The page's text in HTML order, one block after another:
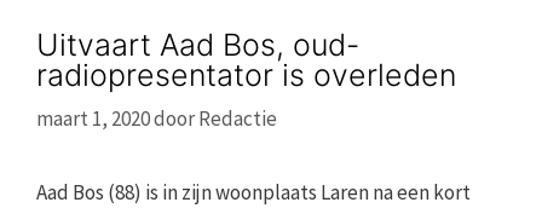
Uitvaart Aad Bos, oud-
radiopresentator is overleden
maart 1, 2020doorRedactie
Aad Bos (88) is in zijn woonplaats Laren na een kort